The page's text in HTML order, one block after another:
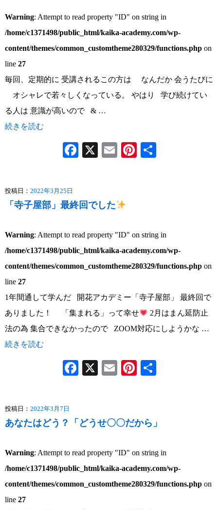
Warning: Attempt to read property "ID" on string in
/home/c1371498/public_html/kaika-academy.com/wp-
content/themes/common_customtheme280329/functions.php on
line 27
毎回、定期的に 受講されるこの方は なんだか 会うたびに
オシャレで若々しくなっている。 やはり 学び続けてい
る人は 意識が高いので & …
続きを読む
Facebook
X EmailPinterest
投稿日： 2022年3月25日
「寺子屋部」最終回でした
Warning: Attempt to read property "ID" on string in
/home/c1371498/public_html/kaika-academy.com/wp-
content/themes/common_customtheme280329/functions.php on
line 27
1年間通して学んだ 開花アカデミー「寺子屋部」 最終回で
ありました！ 「集まれる」って幸せ
2月はまん延防止
法の為 集合できなかったので ZOOM対応にしようかな …
続きを読む
Facebook
X EmailPinterest
投稿日： 2022年3月7日
あなたはどう？「どうせ〇〇だから」
Warning: Attempt to read property "ID" on string in
/home/c1371498/public_html/kaika-academy.com/wp-
content/themes/common_customtheme280329/functions.php on
line 27